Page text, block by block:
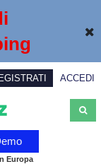
ACCEDI
Europa